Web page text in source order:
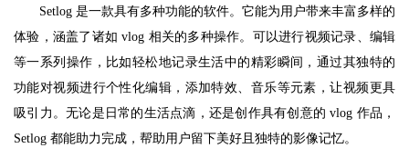
Setlog 是一款具有多种功能的软件。它能为用户带来丰富多样的
体验，涵盖了诸如 vlog 相关的多种操作。可以进行视频记录、编辑
等一系列操作，比如轻松地记录生活中的精彩瞬间，通过其独特的
功能对视频进行个性化编辑，添加特效、音乐等元素，让视频更具
吸引力。无论是日常的生活点滴，还是创作具有创意的 vlog 作品，
Setlog 都能助力完成，帮助用户留下美好且独特的影像记忆。